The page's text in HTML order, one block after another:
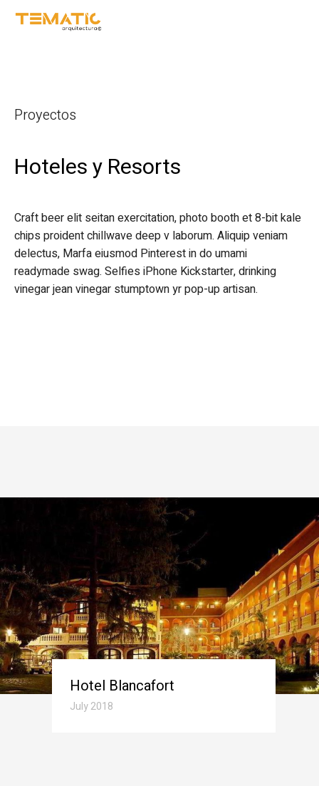
Proyectos
Hoteles y Resorts
Craft beer elit seitan exercitation, photo booth et 8-bit kale
chips proident chillwave deep v laborum. Aliquip veniam
delectus, Marfa eiusmod Pinterest in do umami
readymade swag. Selfies iPhone Kickstarter, drinking
vinegar jean vinegar stumptown yr pop-up artisan.
Hotel Blancafort
July 2018